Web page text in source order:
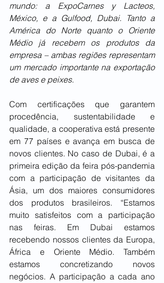
mundo: a ExpoCarnes y Lacteos,
México, e a Gulfood, Dubai. Tanto a
América do Norte quanto o Oriente
Médio já recebem os produtos da
empresa – ambas regiões representam
um mercado importante na exportação
de aves e peixes.
Com certificações que garantem
procedência, sustentabilidade e
qualidade, a cooperativa está presente
em 77 países e avança em busca de
novos clientes. No caso de Dubai, é a
primeira edição da feira pós-pandemia
com a participação de visitantes da
Ásia, um dos maiores consumidores
dos produtos brasileiros. “Estamos
muito satisfeitos com a participação
nas feiras. Em Dubai estamos
recebendo nossos clientes da Europa,
África e Oriente Médio. Também
estamos concretizando novos
negócios. A participação a cada ano